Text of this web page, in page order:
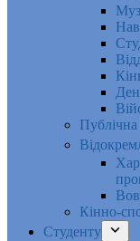
Публічна
Кінно-
Студенту